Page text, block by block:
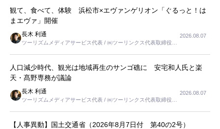
観て、食べて、体験 浜松市×エヴァンゲリオン「ぐるっと！は
まエヴァ」開催
長木 利通
ツーリズムメディアサービス代表 / ㈱ツーリンクス代表取締役社
2026.08.07
人口減少時代、観光は地域再生のサンゴ礁に 安宅和人氏と楽
天・髙野専務が議論
長木 利通
ツーリズムメディアサービス代表 / ㈱ツーリンクス代表取締役社
2026.08.07
【人事異動】国土交通省（2026年8月7日付 第40の2号）